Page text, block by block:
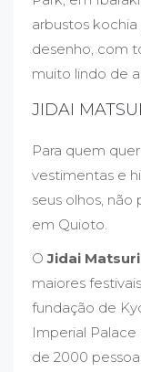
arbustos
desenho, com
muito lindo de
JIDAI
Para quem
vestimentas e
seus olhos,
em Quioto.
OJidai
maiores
fundação de
Imperial
de 2000